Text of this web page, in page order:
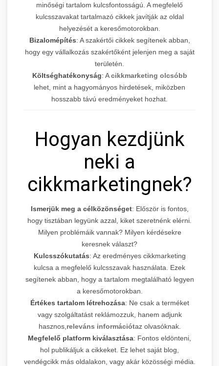
minőségi tartalom kulcsfontosságú. A megfelelő
kulcsszavakat tartalmazó cikkek javítják az oldal
helyezését a keresőmotorokban.
Bizalomépítés: A szakértői cikkek segítenek abban,
hogy egy vállalkozás szakértőként jelenjen meg a saját
területén.
Költséghatékonyság: Acikkmarketing olcsóbb
lehet, mint a hagyományos hirdetések, miközben
hosszabb távú eredményeket hozhat.
Hogyan kezdjünk
neki a
cikkmarketingnek?
Ismerjük meg a célközönséget: Először is fontos,
hogy tisztában legyünk azzal, kiket szeretnénk elérni.
Milyen problémáik vannak? Milyen kérdésekre
keresnek választ?
Kulcsszókutatás: Az eredményes cikkmarketing
kulcsa a megfelelő kulcsszavak használata. Ezek
segítenek abban, hogy a tartalom megtalálható legyen
a keresőmotorokban.
Értékes tartalom létrehozása: Ne csak a terméket
vagy szolgáltatást reklámozzuk, hanem adjunk
hasznos, releváns információtaz olvasóknak.
Megfelelő platform kiválasztása: Fontos eldönteni,
hol publikáljuk a cikkeket. Ez lehet saját blog,
vendégcikk más oldalakon, vagy akár közösségi média.